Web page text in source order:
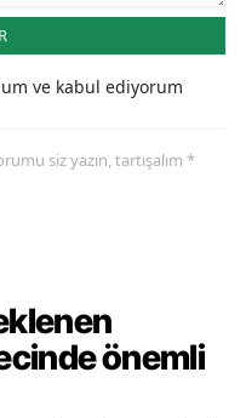
ve kabul ediyorum
siz yazın, tartışalım *
önemli